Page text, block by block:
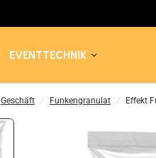
EVENTTECHNIK
Geschäft / Funkengranulat / Effekt